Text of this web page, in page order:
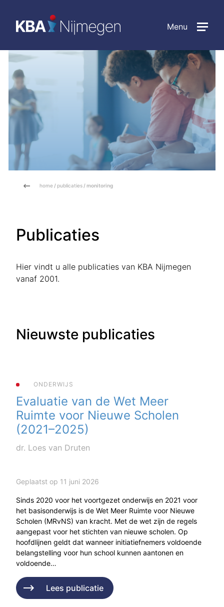
Menu
home / publicaties / monitoring
Publicaties
Hier vindt u alle publicaties van KBA Nijmegen
vanaf 2001.
Nieuwste publicaties
ONDERWIJS
Evaluatie van de Wet Meer
Ruimte voor Nieuwe Scholen
(2021–2025)
dr. Loes van Druten
Geplaatst op 11 juni 2026
Sinds 2020 voor het voortgezet onderwijs en 2021 voor
het basisonderwijs is de Wet Meer Ruimte voor Nieuwe
Scholen (MRvNS) van kracht. Met de wet zijn de regels
aangepast voor het stichten van nieuwe scholen. Op
hoofdlijnen geldt dat wanneer initiatiefnemers voldoende
belangstelling voor hun school kunnen aantonen en
voldoende…
Lees publicatie